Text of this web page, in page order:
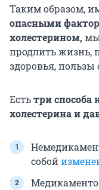
Таким образом,
опасными
холестерином,мы
продлить жизнь,
здоровья,
Естьтри способа
холестерина и
собой